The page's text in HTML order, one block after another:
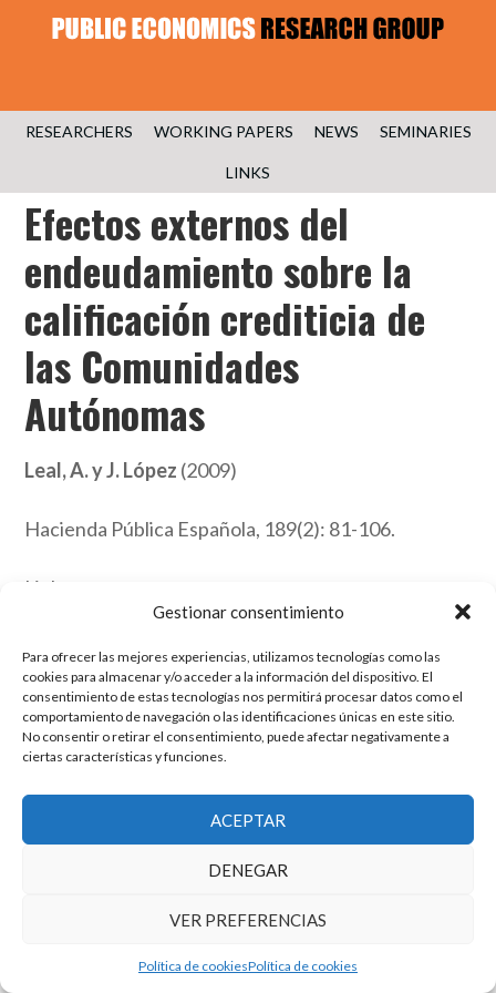
Gestionar consentimiento
Para ofrecer las mejores experiencias, utilizamos tecnologías como las
cookies para almacenar y/o acceder a la información del dispositivo. El
consentimiento de estas tecnologías nos permitirá procesar datos como el
comportamiento de navegación o las identificaciones únicas en este sitio.
No consentir o retirar el consentimiento, puede afectar negativamente a
ciertas características y funciones.
ACEPTAR
DENEGAR
VER PREFERENCIAS
Política de cookiesPolítica de cookies
RESEARCHERS WORKING PAPERS NEWS SEMINARIES
LINKS
Efectos externos del
endeudamiento sobre la
calificación crediticia de
las Comunidades
Autónomas
Leal, A. y J. López (2009)
Hacienda Pública Española, 189(2): 81-106.
Link
El grupo de investigación en Economía Pública cuenta con financiación
del Gobierno de Aragón
Copyright © 2025 ·Monta tu Blog· construido con el framework
Genesis|Login
Cookies|Política de privacidad de datos
Copyright © 2025 ·Tema para economía públicaenGenesis Framework
WordPress·Acceder